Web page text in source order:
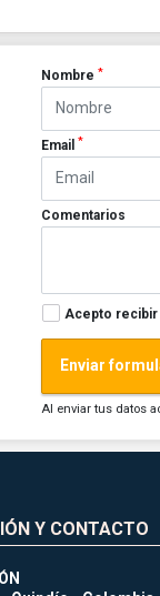
Nombre*
Email*
Comentarios
Acepto recibir
Enviar
Al enviar tus datos
Y CONTACTO